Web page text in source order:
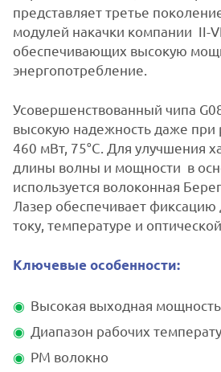
представляет третье
модулей накачки компании II-
обеспечивающих высокую
энергопотребление.
Усовершенствованный чипа
высокую надежность даже при
460 мВт, 75°C. Для улучшения
длины волны и мощности в
используется волоконная
Лазер обеспечивает
току, температуре и
Ключевые особенности:
Высокая выходная
Диапазон рабочих
РМ волокно